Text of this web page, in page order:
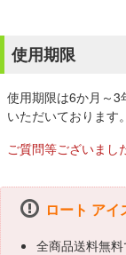
使用期限
使用期限は6か月～3
いただいております。
ご質問等ございまし
ロート アイ
全商品送料無料